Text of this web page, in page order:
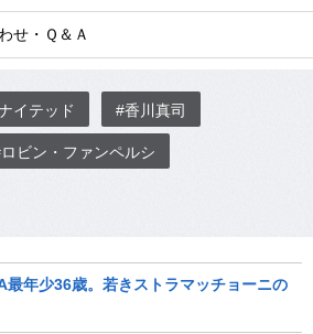
せ・Ｑ＆Ａ
イテッド #香川真司
ビン・ファンペルシ
最年少36歳。若きストラマッチョーニの